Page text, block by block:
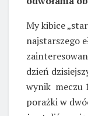
My kibice
najstarszego
dzień
wynik meczu
porażki w